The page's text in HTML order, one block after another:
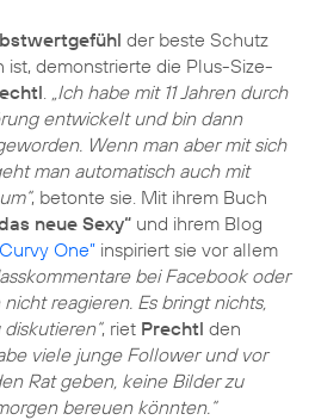
der beste Schutz
demonstrierte die Plus-Size-
„Ich habe mit 11 Jahren durch
entwickelt und bin dann
Wenn man aber mit sich
man automatisch auch mit
, betonte sie. Mit ihrem Buch
neue Sexy“ und ihrem Blog
One” inspiriert sie vor allem
bei Facebook oder
reagieren. Es bringt nichts,
, riet Prechtl den
viele junge Follower und vor
Rat geben, keine Bilder zu
bereuen könnten.“